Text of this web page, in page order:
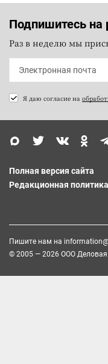
Подпишитесь на
Раз в неделю мы
Я даю согласие на
Полная версия сайта
Редакционная политика
Пишите нам на
© 2005 — 2026 ООО Деловая